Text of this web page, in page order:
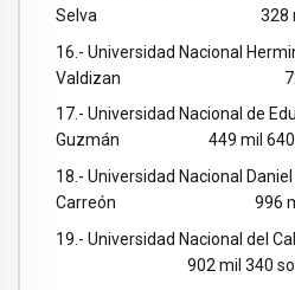
Selva 328 mil
16.- Universidad Nacional
Valdizan 720
17.- Universidad Nacional de
Guzmán 449 mil 640
18.- Universidad Nacional
Carreón 996 mil
19.- Universidad
902 mil 340